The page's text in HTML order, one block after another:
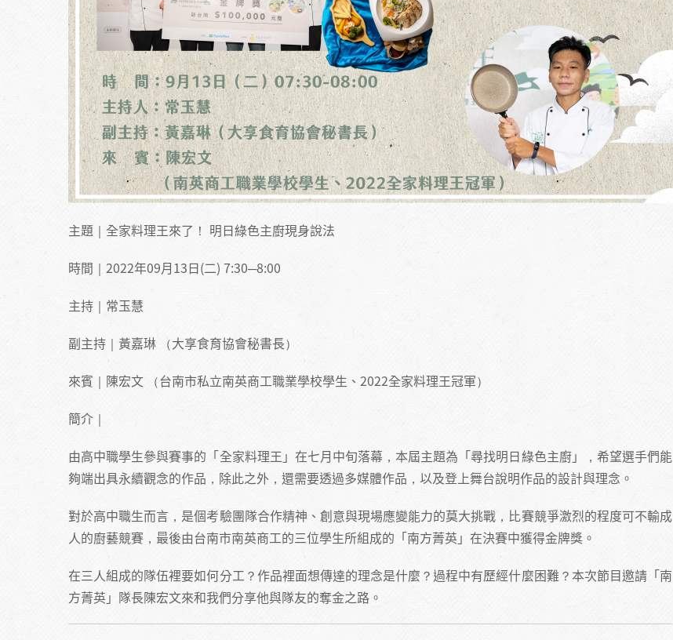
主題｜全家料理王來了！ 明日綠色主廚現身說法
時間｜2022年09月13日(二) 7:30─8:00
主持｜常玉慧
副主持｜黃嘉琳 （大享食育協會秘書長）
來賓｜陳宏文 （台南市私立南英商工職業學校學生、2022全家料理王冠軍）
簡介｜
由高中職學生參與賽事的「全家料理王」在七月中旬落幕，本屆主題為「尋找明日綠色主廚」，希望選手們能
夠端出具永續觀念的作品，除此之外，還需要透過多媒體作品，以及登上舞台說明作品的設計與理念。
對於高中職生而言，是個考驗團隊合作精神、創意與現場應變能力的莫大挑戰，比賽競爭激烈的程度可不輸成
人的廚藝競賽，最後由台南市南英商工的三位學生所組成的「南方菁英」在決賽中獲得金牌獎。
在三人組成的隊伍裡要如何分工？作品裡面想傳達的理念是什麼？過程中有歷經什麼困難？本次節目邀請「南
方菁英」隊長陳宏文來和我們分享他與隊友的奪金之路。